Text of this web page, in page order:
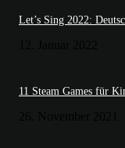
Let’s Sing 2022:
11 Steam Games für